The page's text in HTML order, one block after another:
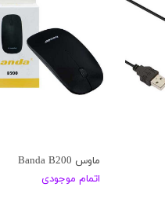
ماوس Banda B200
اتمام موجودی